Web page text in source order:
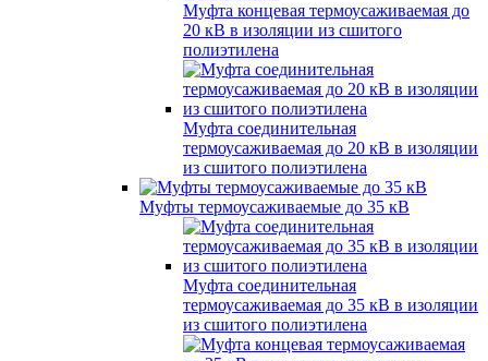
Муфта концевая термоусаживаемая до
20 кВ в изоляции из сшитого
полиэтилена
Муфта соединительная
термоусаживаемая до 20 кВ в изоляции
из сшитого полиэтилена
Муфты термоусаживаемые до 35 кВ
Муфта соединительная
термоусаживаемая до 35 кВ в изоляции
из сшитого полиэтилена